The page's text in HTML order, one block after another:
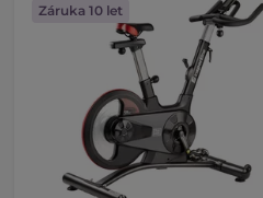
Záruka 10 let